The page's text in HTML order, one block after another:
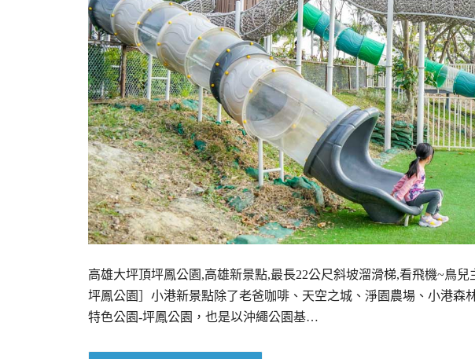
高雄大坪頂坪鳳公園,高雄新景點,最長22公尺斜坡溜滑梯,看飛機~鳥
坪鳳公園］小港新景點除了老爸咖啡、天空之城、淨園農場、小港森
特色公園-坪鳳公園，也是以沖繩公園基…